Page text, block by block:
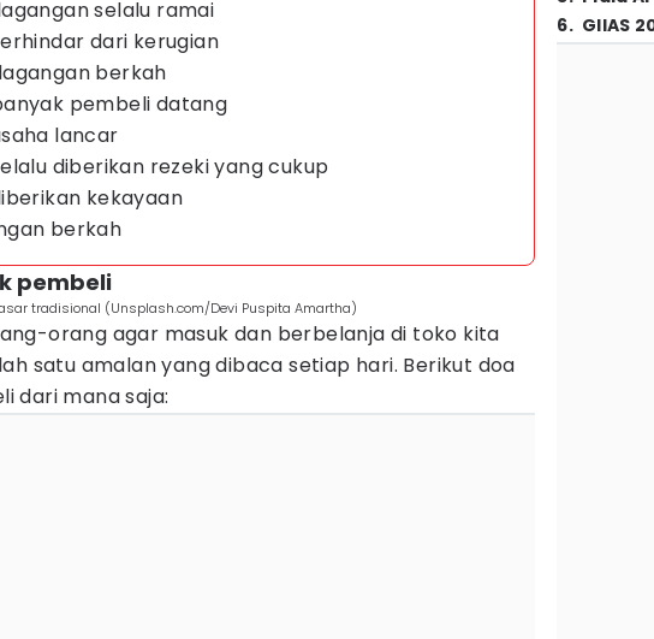
selalu ramai
dari kerugian
berkah
pembeli datang
lancar
diberikan rezeki yang cukup
kekayaan
berkah
pembeli
tradisional (Unsplash.com/Devi Puspita Amartha)
orang agar masuk dan berbelanja di toko kita
satu amalan yang dibaca setiap hari. Berikut doa
dari mana saja:
6. GIIAS